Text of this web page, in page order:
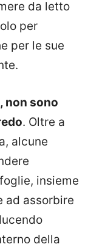
da letto
per
per le sue
non sono
. Oltre a
alcune
insieme
ad assorbire
della